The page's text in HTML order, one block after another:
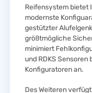
Reifensystem bietet
modernste
gestützter
größtmögliche
minimiert
und RDKS
Konfiguratoren an.
Des Weiteren